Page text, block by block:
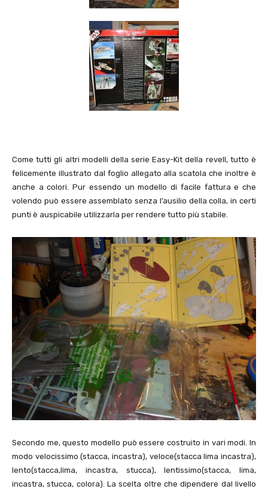
Come tutti gli altri modelli della serie Easy-Kit della revell, tutto è
felicemente illustrato dal foglio allegato alla scatola che inoltre è
anche a colori. Pur essendo un modello di facile fattura e che
volendo può essere assemblato senza l’ausilio della colla, in certi
punti è auspicabile utilizzarla per rendere tutto più stabile.
Secondo me, questo modello può essere costruito in vari modi. In
modo velocissimo (stacca, incastra), veloce(stacca lima incastra),
lento(stacca,lima, incastra, stucca), lentissimo(stacca, lima,
incastra, stucca, colora). La scelta oltre che dipendere dal livello